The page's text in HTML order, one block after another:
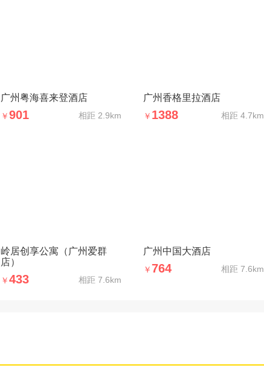
广州粤海喜来登酒店
￥901 相距 2.9km
广州香格里拉酒店
￥ 1388 相距 4.7km
岭居创享公寓（广州爱群
店）
￥433 相距 7.6km
广州中国大酒店
￥764 相距 7.6km